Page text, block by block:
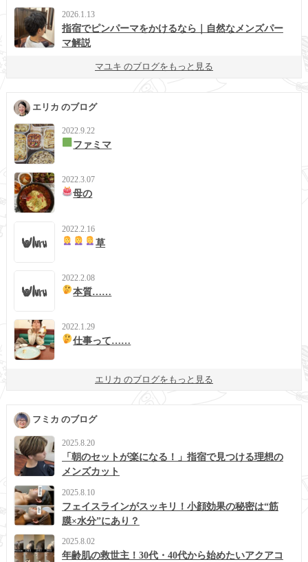
2026.1.13
指宿でピンパーマをかけるなら｜自然なメンズパー
マ解説
マユキ のブログをもっと見る
エリカ のブログ
2022.9.22
ファミマ
2022.3.07
母の
2022.2.16
草
2022.2.08
本質……
2022.1.29
仕事って……
エリカ のブログをもっと見る
フミカ のブログ
2025.8.20
「朝のセットが楽になる！」指宿で見つける理想の
メンズカット
2025.8.10
フェイスラインがスッキリ！小顔効果の秘密は“筋
膜×水分”にあり？
2025.8.02
年齢肌の救世主！30代・40代から始めたいアクアコ